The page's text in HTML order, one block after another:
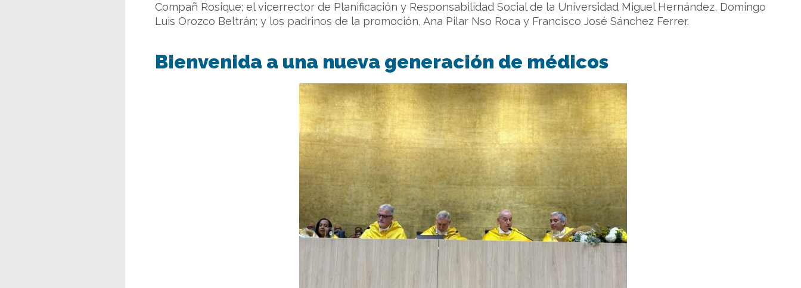
Compañ Rosique; el vicerrector de Planificación y Responsabilidad Social de la Universidad Miguel Hernández, Domingo
Luis Orozco Beltrán; y los padrinos de la promoción, Ana Pilar Nso Roca y Francisco José Sánchez Ferrer.
Bienvenida a una nueva generación de médicos